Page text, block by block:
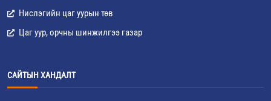
Нислэгийн цаг уурын төв
Цаг уур, орчны шинжилгээ газар
САЙТЫН ХАНДАЛТ